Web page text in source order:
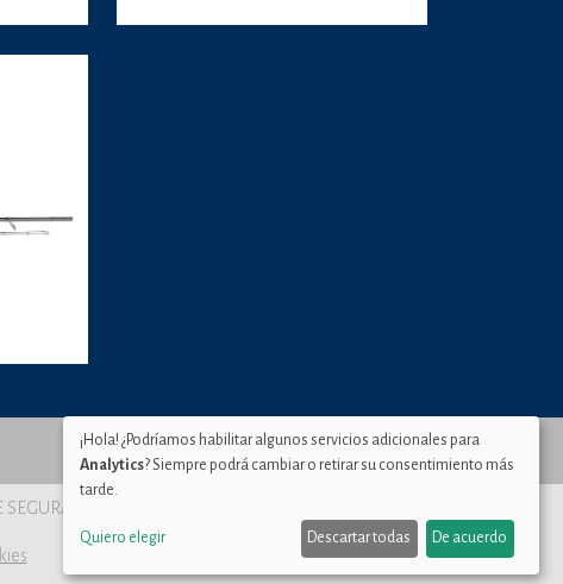
Murcia
¡Hola! ¿Podríamos habilitar algunos servicios adicionales para
Analytics? Siempre podrá cambiar o retirar su consentimiento más
tarde.
Quiero elegir Descartar todas De acuerdo